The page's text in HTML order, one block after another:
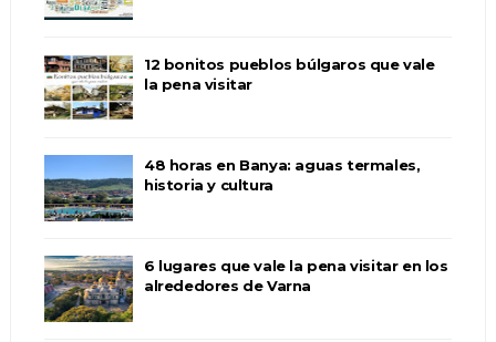
12 bonitos pueblos búlgaros que vale
la pena visitar
48 horas en Banya: aguas termales,
historia y cultura
6 lugares que vale la pena visitar en los
alrededores de Varna